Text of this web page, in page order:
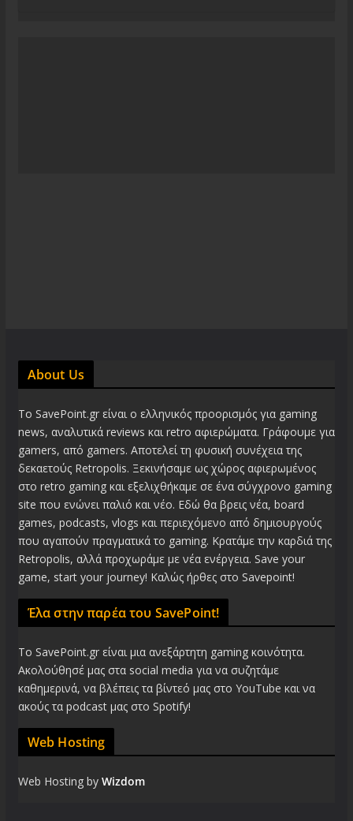
About Us
Το SavePoint.gr είναι ο ελληνικός προορισμός για gaming
news, αναλυτικά reviews και retro αφιερώματα. Γράφουμε για
gamers, από gamers. Αποτελεί τη φυσική συνέχεια της
δεκαετούς Retropolis. Ξεκινήσαμε ως χώρος αφιερωμένος
στο retro gaming και εξελιχθήκαμε σε ένα σύγχρονο gaming
site που ενώνει παλιό και νέο. Εδώ θα βρεις νέα, board
games, podcasts, vlogs και περιεχόμενο από δημιουργούς
που αγαπούν πραγματικά το gaming. Κρατάμε την καρδιά της
Retropolis, αλλά προχωράμε με νέα ενέργεια. Save your
game, start your journey! Καλώς ήρθες στο Savepoint!
Έλα στην παρέα του SavePoint!
Το SavePoint.gr είναι μια ανεξάρτητη gaming κοινότητα.
Ακολούθησέ μας στα social media για να συζητάμε
καθημερινά, να βλέπεις τα βίντεό μας στο YouTube και να
ακούς τα podcast μας στο Spotify!
Web Hosting
Web Hosting by Wizdom